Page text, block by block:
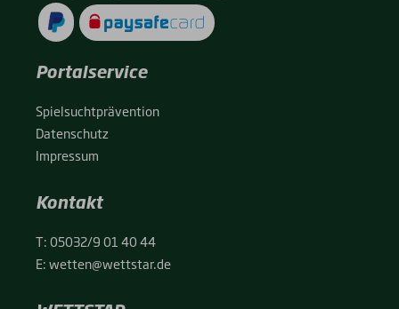
Portalservice
Spiel­sucht­prä­ven­ti­on
Daten­schutz
Impres­sum
Kontakt
T:05032/9 01 40 44
E:wetten@wettstar.de